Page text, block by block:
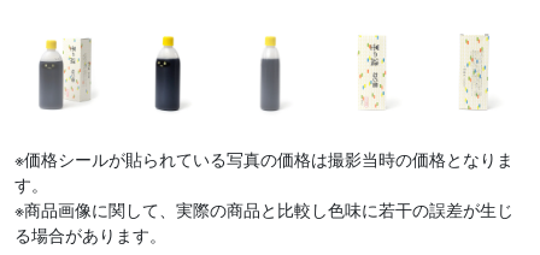
※価格シールが貼られている写真の価格は撮影当時の価格となりま
す。
※商品画像に関して、実際の商品と比較し色味に若干の誤差が生じ
る場合があります。